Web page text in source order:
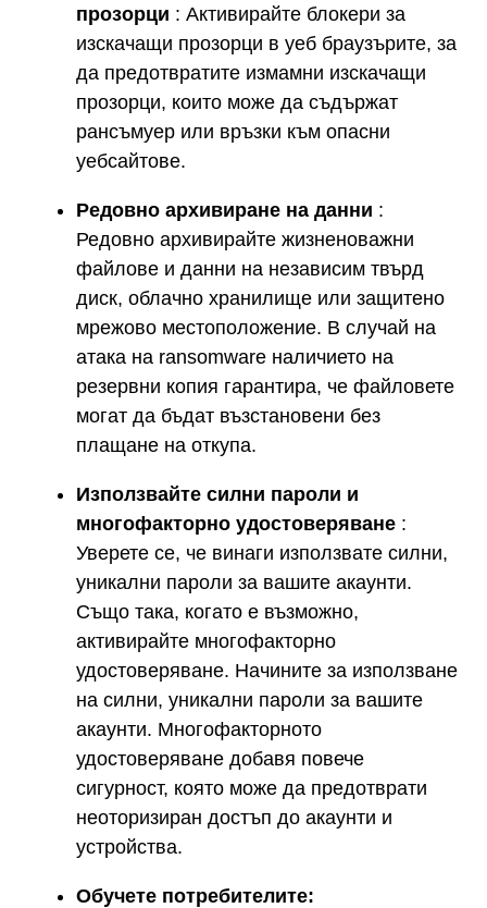
прозорци : Активирайте блокери за
изскачащи прозорци в уеб браузърите, за
да предотвратите измамни изскачащи
прозорци, които може да съдържат
рансъмуер или връзки към опасни
уебсайтове.
Редовно архивиране на данни :
Редовно архивирайте жизненоважни
файлове и данни на независим твърд
диск, облачно хранилище или защитено
мрежово местоположение. В случай на
атака на ransomware наличието на
резервни копия гарантира, че файловете
могат да бъдат възстановени без
плащане на откупа.
Използвайте силни пароли и
многофакторно удостоверяване :
Уверете се, че винаги използвате силни,
уникални пароли за вашите акаунти.
Също така, когато е възможно,
активирайте многофакторно
удостоверяване. Начините за използване
на силни, уникални пароли за вашите
акаунти. Многофакторното
удостоверяване добавя повече
сигурност, която може да предотврати
неоторизиран достъп до акаунти и
устройства.
Обучете потребителите: